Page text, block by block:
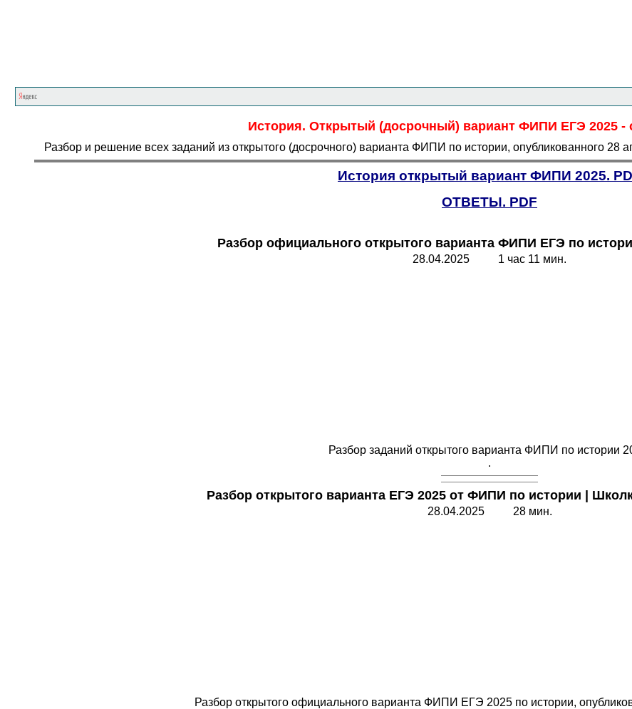
История. Открытый (досрочный) вариант ФИПИ ЕГЭ 2025 -
Разбор и решение всех заданий из открытого (досрочного) варианта ФИПИ по истории, опубликованного
История открытый вариант ФИПИ 2025.
ОТВЕТЫ. PDF
Разбор официального открытого варианта ФИПИ ЕГЭ по
28.04.2025 1 час 11 мин.
Разбор заданий открытого варианта ФИПИ по истории
.
Разбор открытого варианта ЕГЭ 2025 от ФИПИ по истории
28.04.2025 28 мин.
Разбор открытого официального варианта ФИПИ ЕГЭ 2025 по истории,